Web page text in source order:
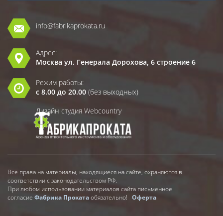
info@fabrikaprokata.ru
Адрес:
Москва ул. Генерала Дорохова, 6 строение 6
Режим работы:
с 8.00 до 20.00 (без выходных)
Дизайн студия Webcountry
Все права на материалы, находящиеся на сайте, охраняются в
соответствии с законодательством РФ.
При любом использовании материалов сайта письменное
согласие Фабрика Прокатаобязательно! Оферта